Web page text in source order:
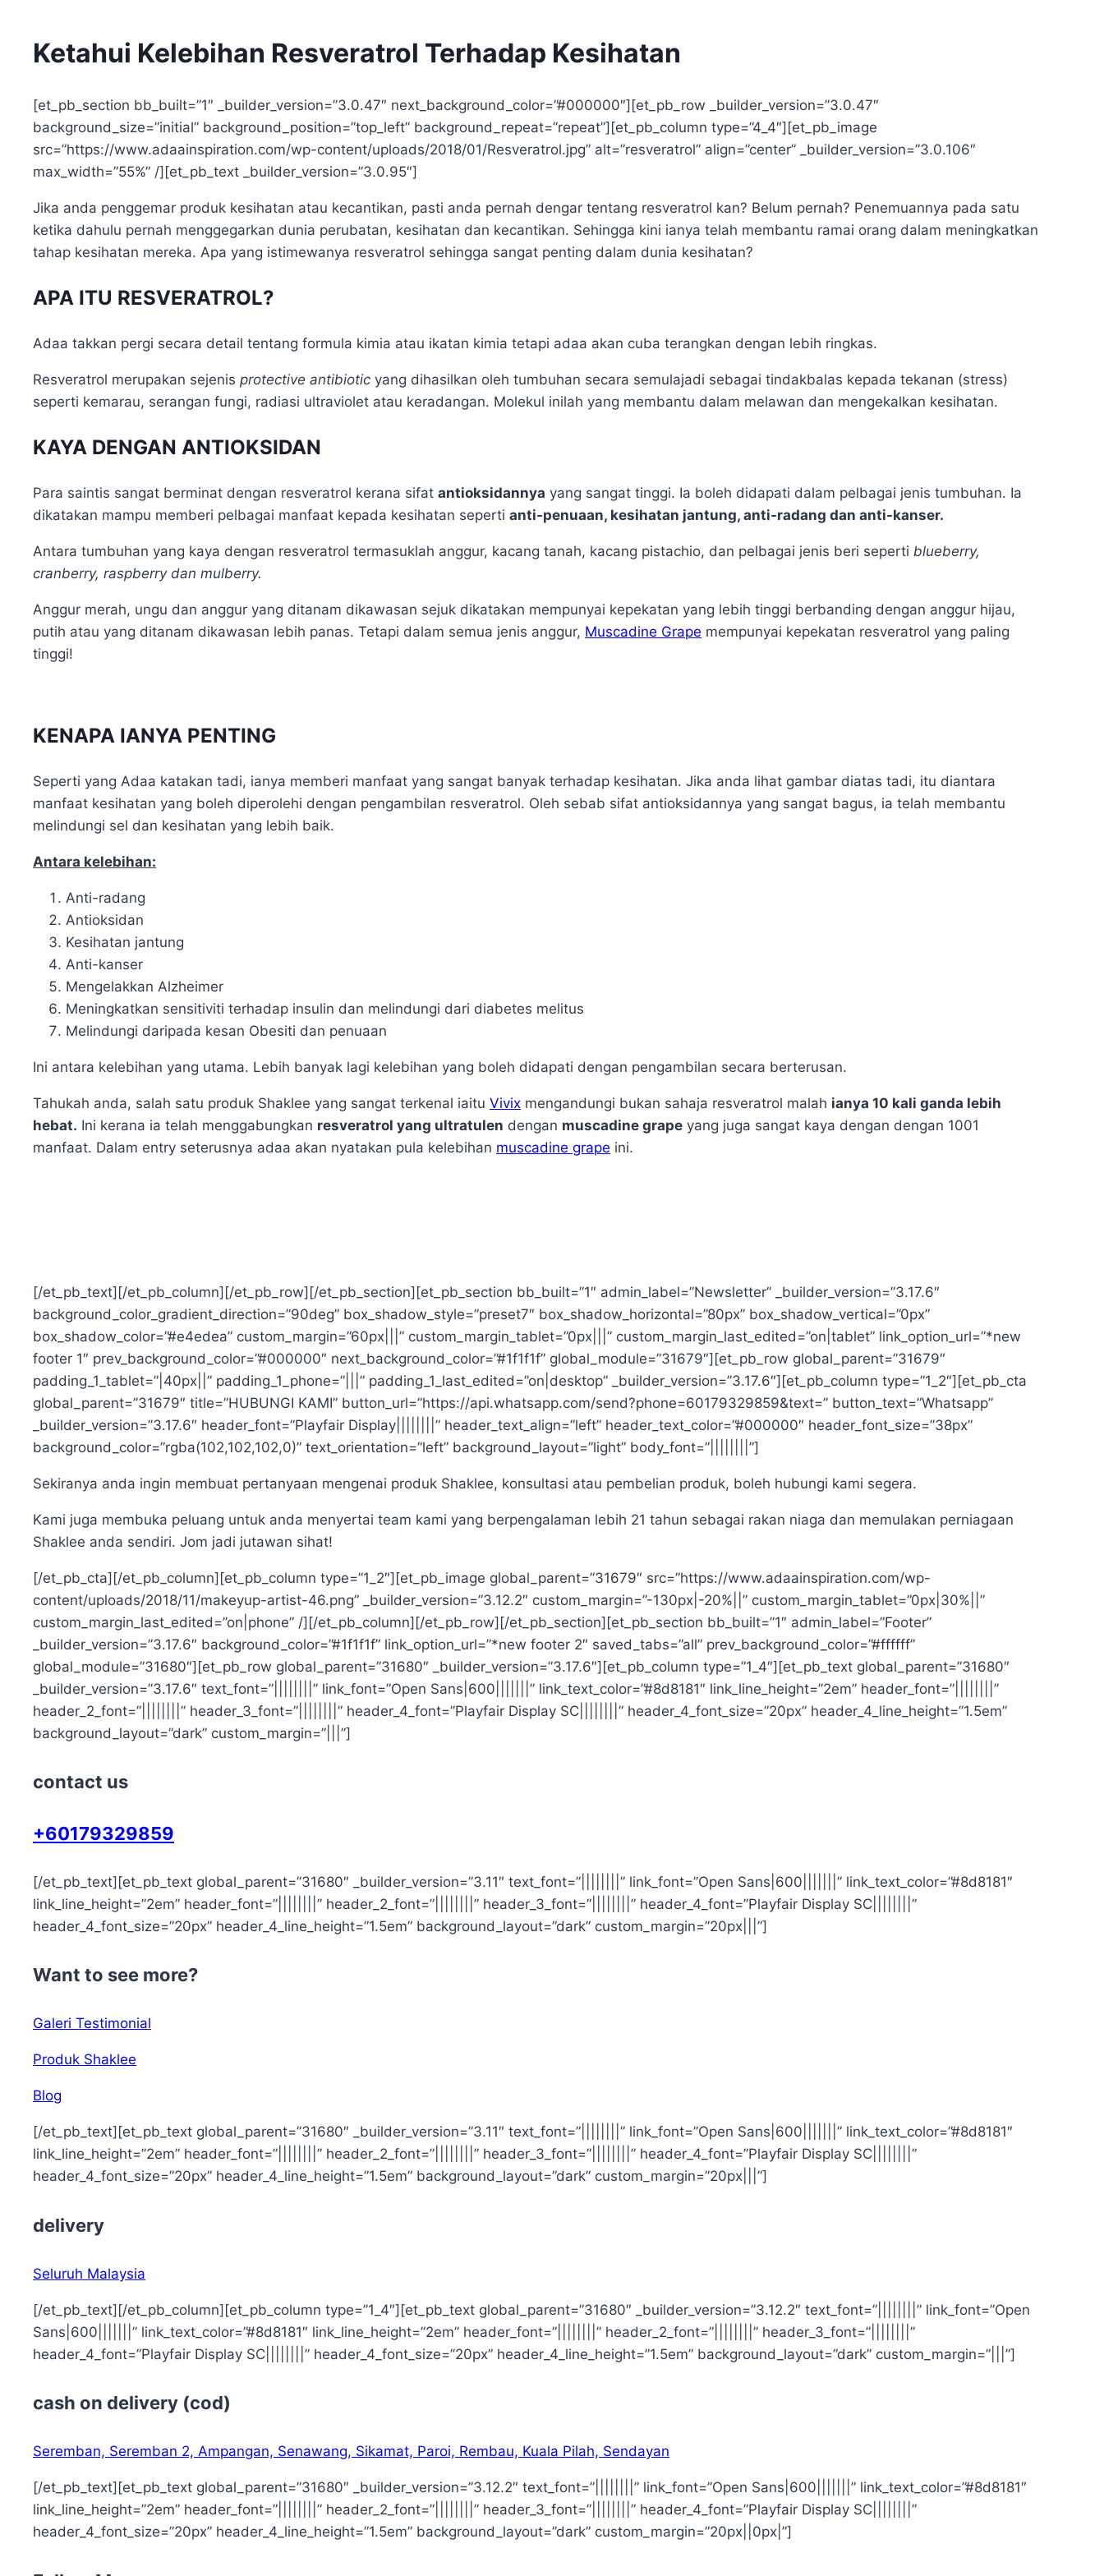
Ketahui Kelebihan Resveratrol Terhadap Kesihatan
[et_pb_section bb_built=”1″ _builder_version=”3.0.47″ next_background_color=”#000000″][et_pb_row _builder_version=”3.0.47″
background_size=”initial” background_position=”top_left” background_repeat=”repeat”][et_pb_column type=”4_4″][et_pb_image
src=”https://www.adaainspiration.com/wp-content/uploads/2018/01/Resveratrol.jpg” alt=”resveratrol” align=”center” _builder_version=”3.0.106″
max_width=”55%” /][et_pb_text _builder_version=”3.0.95″]
Jika anda penggemar produk kesihatan atau kecantikan, pasti anda pernah dengar tentang resveratrol kan? Belum pernah? Penemuannya pada satu
ketika dahulu pernah menggegarkan dunia perubatan, kesihatan dan kecantikan. Sehingga kini ianya telah membantu ramai orang dalam meningkatkan
tahap kesihatan mereka. Apa yang istimewanya resveratrol sehingga sangat penting dalam dunia kesihatan?
APA ITU RESVERATROL?
Adaa takkan pergi secara detail tentang formula kimia atau ikatan kimia tetapi adaa akan cuba terangkan dengan lebih ringkas.
Resveratrol merupakan sejenis protective antibiotic yang dihasilkan oleh tumbuhan secara semulajadi sebagai tindakbalas kepada tekanan (stress)
seperti kemarau, serangan fungi, radiasi ultraviolet atau keradangan. Molekul inilah yang membantu dalam melawan dan mengekalkan kesihatan.
KAYA DENGAN ANTIOKSIDAN
Para saintis sangat berminat dengan resveratrol kerana sifat antioksidannya yang sangat tinggi. Ia boleh didapati dalam pelbagai jenis tumbuhan. Ia
dikatakan mampu memberi pelbagai manfaat kepada kesihatan seperti anti-penuaan, kesihatan jantung, anti-radang dan anti-kanser.
Antara tumbuhan yang kaya dengan resveratrol termasuklah anggur, kacang tanah, kacang pistachio, dan pelbagai jenis beri seperti blueberry,
cranberry, raspberry dan mulberry.
Anggur merah, ungu dan anggur yang ditanam dikawasan sejuk dikatakan mempunyai kepekatan yang lebih tinggi berbanding dengan anggur hijau,
putih atau yang ditanam dikawasan lebih panas. Tetapi dalam semua jenis anggur, Muscadine Grape mempunyai kepekatan resveratrol yang paling
tinggi!
KENAPA IANYA PENTING
Seperti yang Adaa katakan tadi, ianya memberi manfaat yang sangat banyak terhadap kesihatan. Jika anda lihat gambar diatas tadi, itu diantara
manfaat kesihatan yang boleh diperolehi dengan pengambilan resveratrol. Oleh sebab sifat antioksidannya yang sangat bagus, ia telah membantu
melindungi sel dan kesihatan yang lebih baik.
Antara kelebihan:
Anti-radang
Antioksidan
Kesihatan jantung
Anti-kanser
Mengelakkan Alzheimer
Meningkatkan sensitiviti terhadap insulin dan melindungi dari diabetes melitus
Melindungi daripada kesan Obesiti dan penuaan
Ini antara kelebihan yang utama. Lebih banyak lagi kelebihan yang boleh didapati dengan pengambilan secara berterusan.
Tahukah anda, salah satu produk Shaklee yang sangat terkenal iaitu Vivix mengandungi bukan sahaja resveratrol malah ianya 10 kali ganda lebih
hebat. Ini kerana ia telah menggabungkan resveratrol yang ultratulen dengan muscadine grape yang juga sangat kaya dengan dengan 1001
manfaat. Dalam entry seterusnya adaa akan nyatakan pula kelebihan muscadine grape ini.
[/et_pb_text][/et_pb_column][/et_pb_row][/et_pb_section][et_pb_section bb_built=”1″ admin_label=”Newsletter” _builder_version=”3.17.6″
background_color_gradient_direction=”90deg” box_shadow_style=”preset7″ box_shadow_horizontal=”80px” box_shadow_vertical=”0px”
box_shadow_color=”#e4edea” custom_margin=”60px|||” custom_margin_tablet=”0px|||” custom_margin_last_edited=”on|tablet” link_option_url=”*new
footer 1″ prev_background_color=”#000000″ next_background_color=”#1f1f1f” global_module=”31679″][et_pb_row global_parent=”31679″
padding_1_tablet=”|40px||” padding_1_phone=”|||” padding_1_last_edited=”on|desktop” _builder_version=”3.17.6″][et_pb_column type=”1_2″][et_pb_cta
global_parent=”31679″ title=”HUBUNGI KAMI” button_url=”https://api.whatsapp.com/send?phone=60179329859&text=” button_text=”Whatsapp”
_builder_version=”3.17.6″ header_font=”Playfair Display||||||||” header_text_align=”left” header_text_color=”#000000″ header_font_size=”38px”
background_color=”rgba(102,102,102,0)” text_orientation=”left” background_layout=”light” body_font=”||||||||”]
Sekiranya anda ingin membuat pertanyaan mengenai produk Shaklee, konsultasi atau pembelian produk, boleh hubungi kami segera.
Kami juga membuka peluang untuk anda menyertai team kami yang berpengalaman lebih 21 tahun sebagai rakan niaga dan memulakan perniagaan
Shaklee anda sendiri. Jom jadi jutawan sihat!
[/et_pb_cta][/et_pb_column][et_pb_column type=”1_2″][et_pb_image global_parent=”31679″ src=”https://www.adaainspiration.com/wp-
content/uploads/2018/11/makeyup-artist-46.png” _builder_version=”3.12.2″ custom_margin=”-130px|-20%||” custom_margin_tablet=”0px|30%||”
custom_margin_last_edited=”on|phone” /][/et_pb_column][/et_pb_row][/et_pb_section][et_pb_section bb_built=”1″ admin_label=”Footer”
_builder_version=”3.17.6″ background_color=”#1f1f1f” link_option_url=”*new footer 2″ saved_tabs=”all” prev_background_color=”#ffffff”
global_module=”31680″][et_pb_row global_parent=”31680″ _builder_version=”3.17.6″][et_pb_column type=”1_4″][et_pb_text global_parent=”31680″
_builder_version=”3.17.6″ text_font=”||||||||” link_font=”Open Sans|600|||||||” link_text_color=”#8d8181″ link_line_height=”2em” header_font=”||||||||”
header_2_font=”||||||||” header_3_font=”||||||||” header_4_font=”Playfair Display SC||||||||” header_4_font_size=”20px” header_4_line_height=”1.5em”
background_layout=”dark” custom_margin=”|||”]
contact us
+60179329859
[/et_pb_text][et_pb_text global_parent=”31680″ _builder_version=”3.11″ text_font=”||||||||” link_font=”Open Sans|600|||||||” link_text_color=”#8d8181″
link_line_height=”2em” header_font=”||||||||” header_2_font=”||||||||” header_3_font=”||||||||” header_4_font=”Playfair Display SC||||||||”
header_4_font_size=”20px” header_4_line_height=”1.5em” background_layout=”dark” custom_margin=”20px|||”]
Want to see more?
Galeri Testimonial
Produk Shaklee
Blog
[/et_pb_text][et_pb_text global_parent=”31680″ _builder_version=”3.11″ text_font=”||||||||” link_font=”Open Sans|600|||||||” link_text_color=”#8d8181″
link_line_height=”2em” header_font=”||||||||” header_2_font=”||||||||” header_3_font=”||||||||” header_4_font=”Playfair Display SC||||||||”
header_4_font_size=”20px” header_4_line_height=”1.5em” background_layout=”dark” custom_margin=”20px|||”]
delivery
Seluruh Malaysia
[/et_pb_text][/et_pb_column][et_pb_column type=”1_4″][et_pb_text global_parent=”31680″ _builder_version=”3.12.2″ text_font=”||||||||” link_font=”Open
Sans|600|||||||” link_text_color=”#8d8181″ link_line_height=”2em” header_font=”||||||||” header_2_font=”||||||||” header_3_font=”||||||||”
header_4_font=”Playfair Display SC||||||||” header_4_font_size=”20px” header_4_line_height=”1.5em” background_layout=”dark” custom_margin=”|||”]
cash on delivery (cod)
Seremban, Seremban 2, Ampangan, Senawang, Sikamat, Paroi, Rembau, Kuala Pilah, Sendayan
[/et_pb_text][et_pb_text global_parent=”31680″ _builder_version=”3.12.2″ text_font=”||||||||” link_font=”Open Sans|600|||||||” link_text_color=”#8d8181″
link_line_height=”2em” header_font=”||||||||” header_2_font=”||||||||” header_3_font=”||||||||” header_4_font=”Playfair Display SC||||||||”
header_4_font_size=”20px” header_4_line_height=”1.5em” background_layout=”dark” custom_margin=”20px||0px|”]